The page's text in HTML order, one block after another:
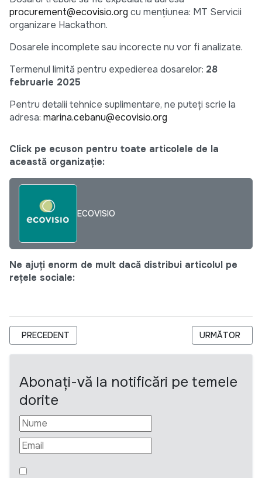
procurement@ecovisio.org cu mențiunea: MT Servicii
organizare Hackathon.
Dosarele incomplete sau incorecte nu vor fi analizate.
Termenul limită pentru expedierea dosarelor: 28
februarie 2025
Pentru detalii tehnice suplimentare, ne puteți scrie la
adresa: marina.cebanu@ecovisio.org
Click pe ecuson pentru toate articolele de la
această organizație:
ECOVISIO
Ne ajuți enorm de mult dacă distribui articolul pe
rețele sociale:
ARTICOL PRECEDENT: APEL MENTORI/MENTORE PENTRU
PRECEDENT ARTICOLUL
URMĂTOR
Abonați-vă la notificări pe temele
dorite